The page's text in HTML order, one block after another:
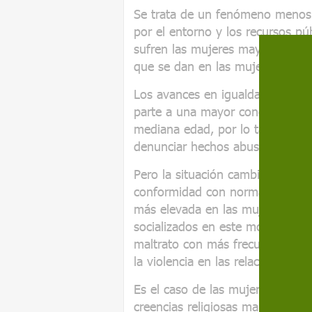
Se trata de un fenómeno
por el entorno y los recursos
sufren las mujeres mayores
que se dan en las mujeres con
Los avances en igualdad entre
parte a una mayor conciencia,
mediana edad, por lo tanto
denunciar hechos abusivos y
Pero la situación cambia
conformidad con normas
más elevada en las mujeres y
socializados en este modelo de
maltrato con más frecuencia,
la violencia en las relaciones,
Es el caso de las mujeres
creencias religiosas marcaban